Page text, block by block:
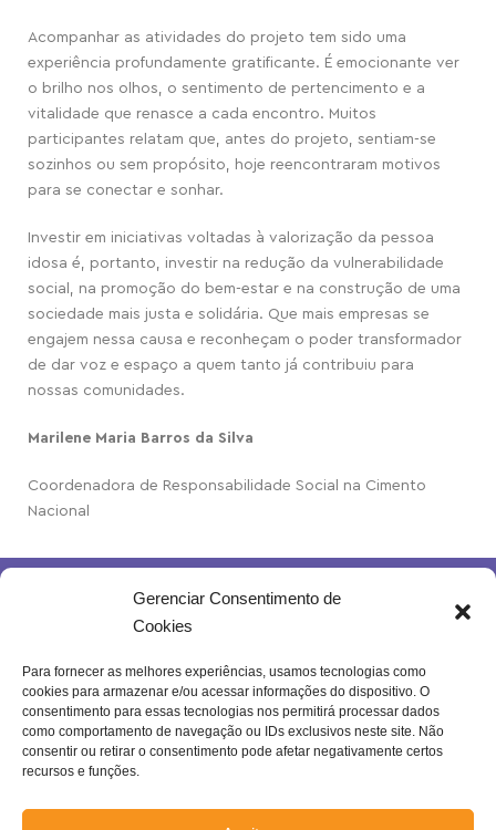
Gerenciar Consentimento de
Cookies
Para fornecer as melhores experiências, usamos tecnologias como
cookies para armazenar e/ou acessar informações do dispositivo. O
consentimento para essas tecnologias nos permitirá processar dados
como comportamento de navegação ou IDs exclusivos neste site. Não
consentir ou retirar o consentimento pode afetar negativamente certos
recursos e funções.
Acompanhar as atividades do projeto tem sido uma
experiência profundamente gratificante. É emocionante ver
o brilho nos olhos, o sentimento de pertencimento e a
vitalidade que renasce a cada encontro. Muitos
participantes relatam que, antes do projeto, sentiam-se
sozinhos ou sem propósito, hoje reencontraram motivos
para se conectar e sonhar.
Investir em iniciativas voltadas à valorização da pessoa
idosa é, portanto, investir na redução da vulnerabilidade
social, na promoção do bem-estar e na construção de uma
sociedade mais justa e solidária. Que mais empresas se
engajem nessa causa e reconheçam o poder transformador
de dar voz e espaço a quem tanto já contribuiu para
nossas comunidades.
Marilene Maria Barros da Silva
Coordenadora de Responsabilidade Social na Cimento
Nacional
Rua Joventina da Rocha, 289 – Heliópolis
Belo Horizonte – MG | Brasil.
Se inscreva na nossa newsletter!